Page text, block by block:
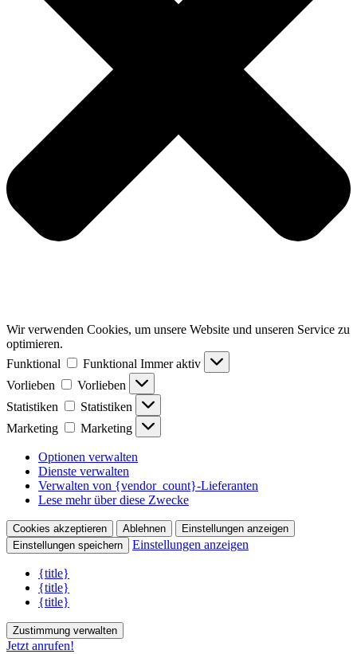
Wir verwenden Cookies, um unsere Website und unseren Service zu
optimieren.
Funktional
Funktional Immer aktiv
Vorlieben
Vorlieben
Statistiken
Statistiken
Marketing
Marketing
Optionen verwalten
Dienste verwalten
Verwalten von {vendor_count}-Lieferanten
Lese mehr über diese Zwecke
Cookies akzeptieren Ablehnen
Einstellungen anzeigen
Einstellungen speichern
Einstellungen anzeigen
{title}
{title}
{title}
Zustimmung verwalten
Jetzt anrufen!